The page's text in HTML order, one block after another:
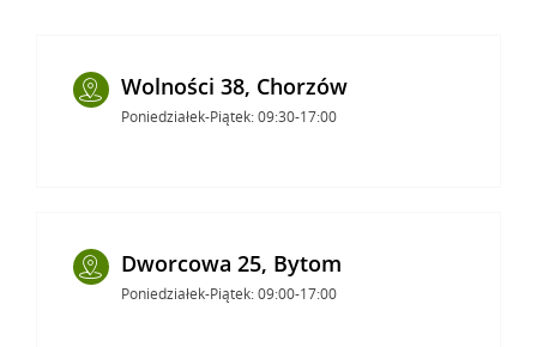
Wolności 38, Chorzów
Poniedziałek-Piątek: 09:30-17:00
Dworcowa 25, Bytom
Poniedziałek-Piątek: 09:00-17:00